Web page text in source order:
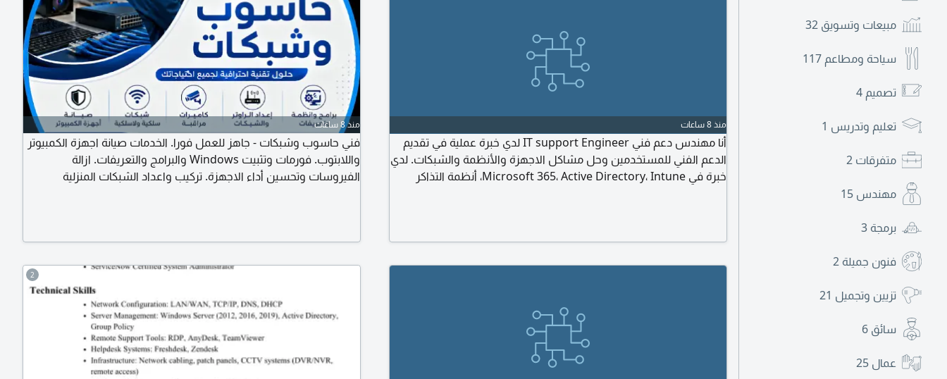
مبيعات وتسويق 32
سياحة ومطاعم 117
تصميم 4
تعليم وتدريس 1
متفرقات 2
مهندس 15
برمجة 3
فنون جميلة 2
تزيين وتجميل 21
سائق 6
عمال 25
منذ 8 ساعات
أنا مهندس دعم فني IT support Engineer لدي خبرة عملية في تقديم
الدعم الفني للمستخدمين وحل مشاكل الاجهزة والأنظمة والشبكات. لدي
خبرة في Microsoft 365، Active Directory، Intune، أنظمة التذاكر
منذ 8 ساعات
فني حاسوب وشبكات - جاهز للعمل فورا. الخدمات صيانة اجهزة الكمبيوتر
واللابتوب. فورمات وتثبيت Windows والبرامج والتعريفات. ازالة
الفيروسات وتحسين أداء الاجهزة. تركيب واعداد الشبكات المنزلية
2